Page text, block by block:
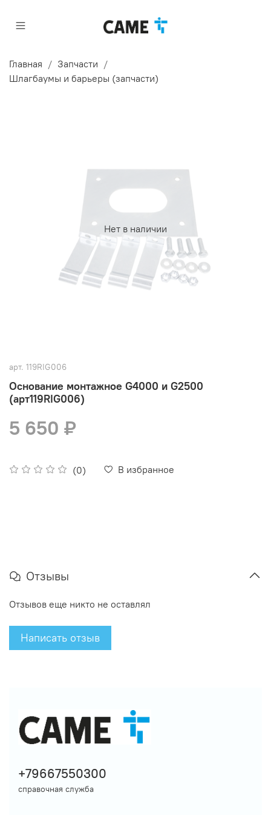
Главная
Запчасти
Шлагбаумы и барьеры (запчасти)
Нет в наличии
арт. 119RIG006
Основание монтажное G4000 и G2500
(арт119RIG006)
(0) В избранное
5 650 ₽
Отзывы
Отзывов еще никто не оставлял
Написать отзыв
+79667550300
справочная служба